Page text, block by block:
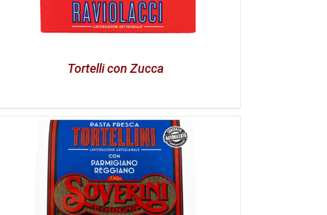
Tortelli con Zucca